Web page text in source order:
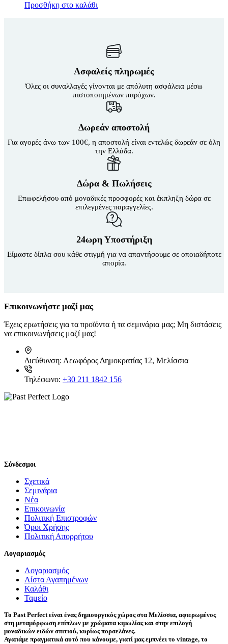
Προσθήκη στο καλάθι
Ασφαλείς πληρωμές
Όλες οι συναλλαγές γίνονται με απόλυτη ασφάλεια μέσω
πιστοποιημένων παρόχων.
Δωρεάν αποστολή
Για αγορές άνω των 100€, η αποστολή είναι εντελώς δωρεάν σε όλη
την Ελλάδα.
Δώρα & Πωλήσεις
Επωφελήσου από μοναδικές προσφορές και έκπληξη δώρα σε
επιλεγμένες παραγγελίες.
24ωρη Υποστήριξη
Είμαστε δίπλα σου κάθε στιγμή για να απαντήσουμε σε οποιαδήποτε
απορία.
Επικοινωνήστε μαζί μας
Έχεις ερωτήσεις για τα προϊόντα ή τα σεμινάρια μας; Μη διστάσεις
να επικοινωνήσεις μαζί μας!
Διεύθυνση: Λεωφόρος Δημοκρατίας 12, Μελίσσια
Τηλέφωνο: +30 211 1842 156
Σύνδεσμοι
Σχετικά
Σεμινάρια
Νέα
Επικοινωνία
Πολιτική Επιστροφών
Όροι Χρήσης
Πολιτική Απορρήτου
Λογαριασμός
Λογαριασμός
Λίστα Αγαπημένων
Καλάθι
Ταμείο
Το Past Perfect είναι ένας δημιουργικός χώρος στα Μελίσσια, αφιερωμένος
στη μεταμόρφωση επίπλων με χρώματα κιμωλίας και στην επιλογή
μοναδικών ειδών σπιτιού, κυρίως πορσελάνες.
Αγαπάμε πραγματικά αυτό που κάνουμε, γιατί μας εμπνέει το vintage, το